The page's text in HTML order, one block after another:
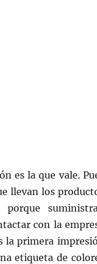
es la que vale.
llevan los
porque
con la
la primera
etiqueta de